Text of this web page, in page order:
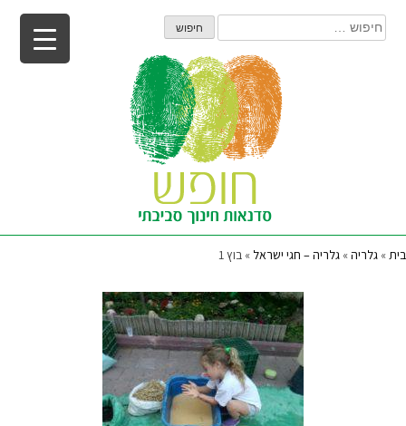
content
חיפוש:
בית» גלריה» גלריה – חגי ישראל » בוץ 1